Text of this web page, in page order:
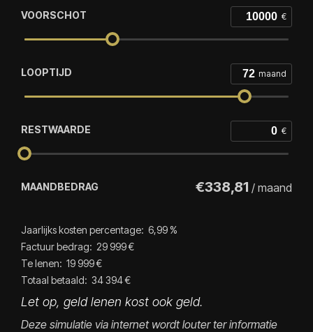
VOORSCHOT €
LOOPTIJD maand
RESTWAARDE €
MAANDBEDRAG €338,81 / maand
Jaarlijks kosten percentage: 6,99%
Factuur bedrag: 29 999€
Te lenen: 19 999€
Totaal betaald: 34 394€
Let op, geld lenen kost ook geld.
Deze simulatie via internet wordt louter ter informatie